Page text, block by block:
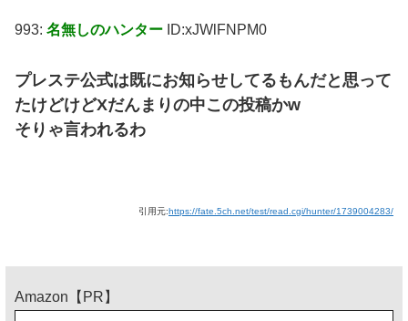
993: 名無しのハンター ID:xJWlFNPM0
プレステ公式は既にお知らせしてるもんだと思って
たけどけどXだんまりの中この投稿かw
そりゃ言われるわ
引用元:https://fate.5ch.net/test/read.cgi/hunter/1739004283/
Amazon【PR】